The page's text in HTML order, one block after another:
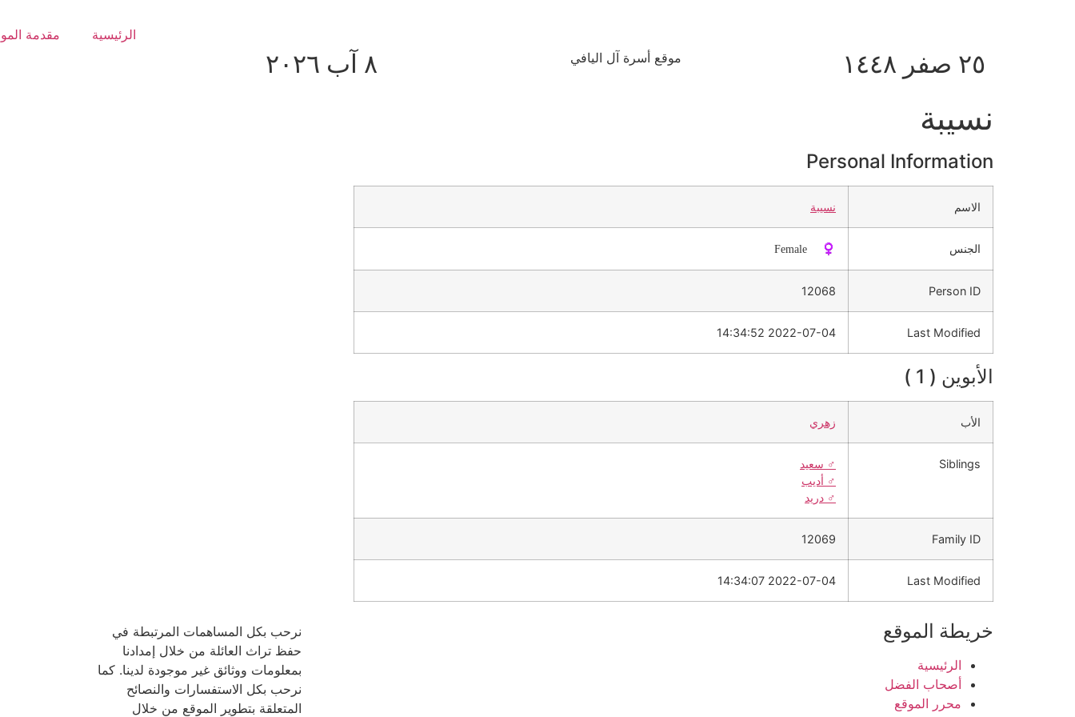
الرئيسية مقدمة
٢٥ صفر ١٤٤٨ موقع أسرة آل اليافي ٨ آب ٢٠٢٦
نسيبة
Personal Information
الاسم نسيبة
الجنس ♀️ Female
Person ID
12068
Last Modified
2022-07-04 14:34:52
الأبوين ( 1 )
الأب زهري
Siblings
♂️ سعيد
♂️ أديب
♂️ دريد
Family ID
12069
Last Modified
2022-07-04 14:34:07
خريطة الموقع
الرئيسية
أصحاب الفضل
محرر الموقع
نرحب بكل المساهمات المرتبطة في
حفظ تراث العائلة من خلال إمدادنا
بمعلومات ووثائق غير موجودة لدينا. كما
نرحب بكل الاستفسارات والنصائح
المتعلقة بتطوير الموقع من خلال